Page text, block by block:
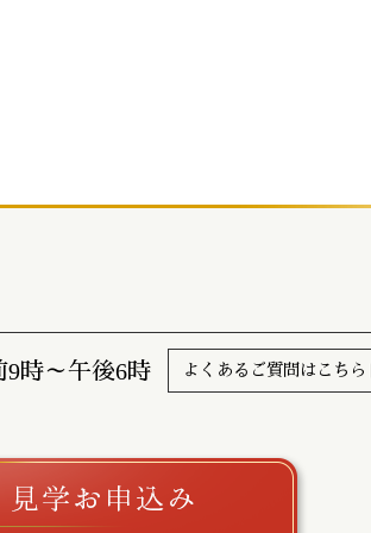
時～午後6時 よくあるご質問はこちら